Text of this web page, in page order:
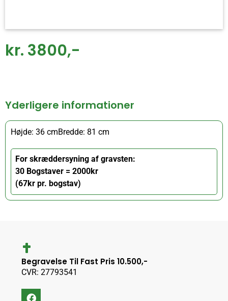
kr. 3800,-
Yderligere informationer
Højde: 36 cmBredde: 81 cm
For skræddersyning af gravsten:
30 Bogstaver = 2000kr
(67kr pr. bogstav)
Begravelse Til Fast Pris 10.500,-
CVR: 27793541